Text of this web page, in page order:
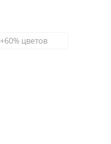
+60% цветов